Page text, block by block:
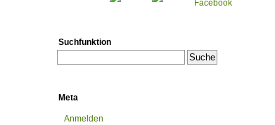
Suchfunktion
Meta
Anmelden